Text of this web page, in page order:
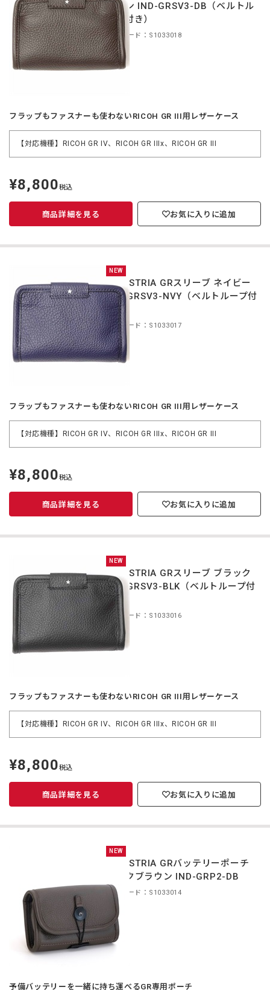
ラウン IND-GRSV3-DB（ベルトル
ープ付き）
商品コード：S1033018
フラップもファスナーも使わないRICOH GR III用レザーケース
【対応機種】RICOH GR IV、RICOH GR IIIx、RICOH GR III
定
価
¥8,800税込
商品詳細を見る お気に入りに追加
NEW
INDUSTRIA GRスリーブ ネイビー
IND-GRSV3-NVY（ベルトループ付
き）
商品コード：S1033017
フラップもファスナーも使わないRICOH GR III用レザーケース
【対応機種】RICOH GR IV、RICOH GR IIIx、RICOH GR III
定
価
¥8,800税込
商品詳細を見る お気に入りに追加
NEW
INDUSTRIA GRスリーブ ブラック
IND-GRSV3-BLK（ベルトループ付
き）
商品コード：S1033016
フラップもファスナーも使わないRICOH GR III用レザーケース
【対応機種】RICOH GR IV、RICOH GR IIIx、RICOH GR III
定
価
¥8,800税込
商品詳細を見る お気に入りに追加
NEW
INDUSTRIA GRバッテリーポーチ
ダークブラウン IND-GRP2-DB
商品コード：S1033014
予備バッテリーを一緒に持ち運べるGR専用ポーチ